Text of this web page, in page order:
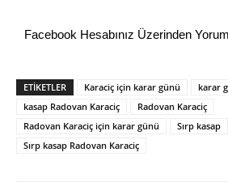
Facebook Hesabınız Üzerinden
ETİKETLER Karaciç için karar günü
karar
kasap Radovan Karaciç
Radovan Karaciç
Radovan Karaciç için karar günü
Sırp kasap
Sırp kasap Radovan Karaciç